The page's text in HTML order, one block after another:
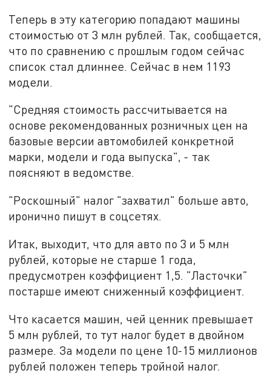
Теперь в эту категорию попадают машины
стоимостью от 3 млн рублей. Так, сообщается,
что по сравнению с прошлым годом сейчас
список стал длиннее. Сейчас в нем 1193
модели.
"Средняя стоимость рассчитывается на
основе рекомендованных розничных цен на
базовые версии автомобилей конкретной
марки, модели и года выпуска", - так
поясняют в ведомстве.
"Роскошный" налог "захватил" больше авто,
иронично пишут в соцсетях.
Итак, выходит, что для авто по 3 и 5 млн
рублей, которые не старше 1 года,
предусмотрен коэффициент 1,5. "Ласточки"
постарше имеют сниженный коэффициент.
Что касается машин, чей ценник превышает
5 млн рублей, то тут налог будет в двойном
размере. За модели по цене 10-15 миллионов
рублей положен теперь тройной налог.